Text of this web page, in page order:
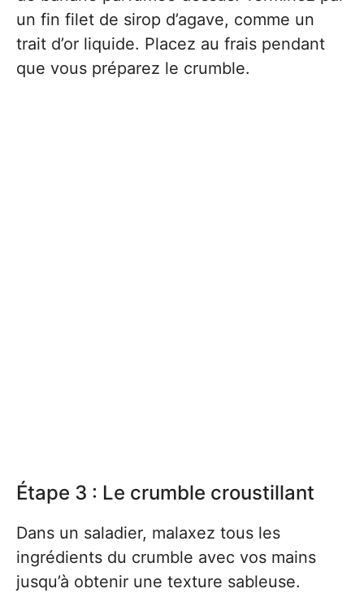
un fin filet de sirop d’agave, comme un
trait d’or liquide. Placez au frais pendant
que vous préparez le crumble.
Étape 3 : Le crumble croustillant
Dans un saladier, malaxez tous les
ingrédients du crumble avec vos mains
jusqu’à obtenir une texture sableuse.